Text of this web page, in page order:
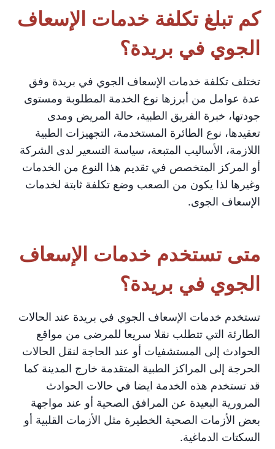
كم تبلغ تكلفة خدمات الإسعاف
الجوي في بريدة؟
تختلف تكلفة خدمات الإسعاف الجوي في بريدة وفق
عدة عوامل من أبرزها نوع الخدمة المطلوبة ومستوى
جودتها، خبرة الفريق الطبية، حالة المريض ومدى
تعقيدها، نوع الطائرة المستخدمة، التجهيزات الطبية
اللازمة، الأساليب المتبعة، سياسة التسعير لدى الشركة
أو المركز المتخصص في تقديم هذا النوع من الخدمات
وغيرها لذا يكون من الصعب وضع تكلفة ثابتة لخدمات
الإسعاف الجوى.
متى تستخدم خدمات الإسعاف
الجوي في بريدة؟
تستخدم خدمات الإسعاف الجوي في بريدة عند الحالات
الطارئة التي تتطلب نقلا سريعا للمرضى من مواقع
الحوادث إلى المستشفيات أو عند الحاجة لنقل الحالات
الحرجة إلى المراكز الطبية المتقدمة خارج المدينة كما
قد تستخدم هذه الخدمة ايضا في حالات الحوادث
المرورية البعيدة عن المرافق الصحية أو عند مواجهة
بعض الأزمات الصحية الخطيرة مثل الأزمات القلبية أو
السكتات الدماغية.